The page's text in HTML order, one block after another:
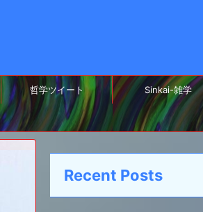
哲学ツイート Sinkai-雑学
Recent Posts